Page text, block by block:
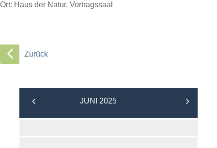
Ort: Haus der Natur, Vortragssaal
Zurück
JUNI 2025